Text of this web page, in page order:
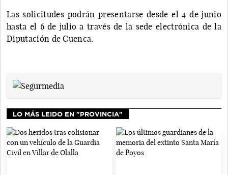
Las solicitudes podrán presentarse desde el 4 de junio
hasta el 6 de julio a través de la sede electrónica de la
Diputación de Cuenca.
LO MÁS LEIDO EN "PROVINCIA"